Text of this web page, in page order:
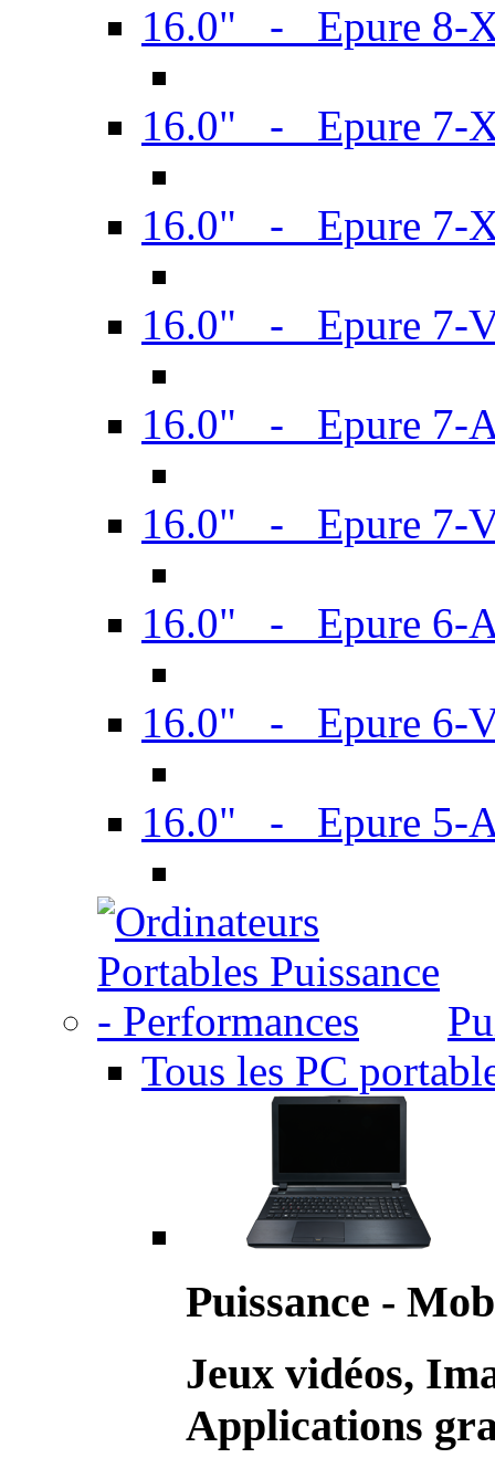
16.0" - Epure 8-
16.0" - Epure 7-
16.0" - Epure 7-
16.0" - Epure 7-
16.0" - Epure 7-
16.0" - Epure 7-
16.0" - Epure 6-
16.0" - Epure 6-
16.0" - Epure 5-
Tous les PC
Puissance -
Jeux vidéos,
Applications